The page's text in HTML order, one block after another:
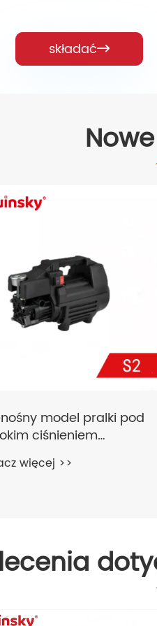
składać
model pralki pod
ciśnieniem
więcej >>